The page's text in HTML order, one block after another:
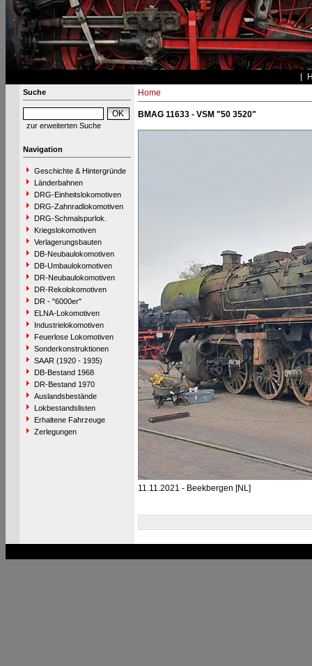
Suche
zur erweiterten Suche
Navigation
Geschichte & Hintergründe
Länderbahnen
DRG-Einheitslokomotiven
DRG-Zahnradlokomotiven
DRG-Schmalspurlok.
Kriegslokomotiven
Verlagerungsbauten
DB-Neubaulokomotiven
DB-Umbaulokomotiven
DR-Neubaulokomotiven
DR-Rekolokomotiven
DR - "6000er"
ELNA-Lokomotiven
Industrielokomotiven
Feuerlose Lokomotiven
Sonderkonstruktionen
SAAR (1920 - 1935)
DB-Bestand 1968
DR-Bestand 1970
Auslandsbestände
Lokbestandslisten
Erhaltene Fahrzeuge
Zerlegungen
Home
BMAG 11633 - VSM "50 3520"
11.11.2021 - Beekbergen [NL]